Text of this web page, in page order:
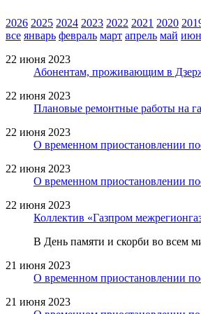
2026 2025 2024 2023 2022 2021 2020
все январь февраль март апрель май
22 июня 2023
Абонентам, проживающим в
22 июня 2023
Плановые ремонтные работы на
22 июня 2023
О временном приостановлении
22 июня 2023
О временном приостановлении
22 июня 2023
Коллектив «Газпром
В День памяти и скорби во всем
21 июня 2023
О временном приостановлении
21 июня 2023